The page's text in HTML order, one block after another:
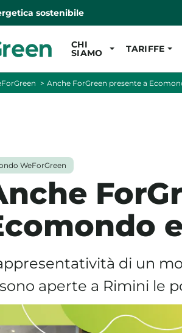
sostenibile
CHI
SIAMO TARIFFE
Anche ForGreen presente a
WeForGreen
di un
aperte a Rimini le